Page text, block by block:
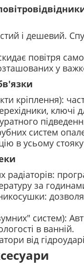
і дешевий.
повітря
у
кріплення):
ключі
систем
в усьому
радіаторів:
за
систем):
в ванній.
від